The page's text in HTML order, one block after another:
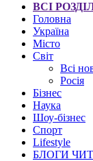
ВСІ
Головна
Україна
Місто
Світ
Всі
Росія
Бізнес
Наука
Шоу-бізнес
Спорт
Lifestyle
БЛОГИ